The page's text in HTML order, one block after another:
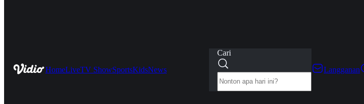
HomeLiveTV ShowSportsKidsNews
Cari
Langganan